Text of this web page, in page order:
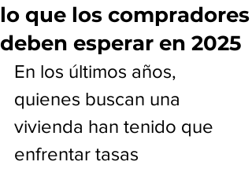
lo que los compradores
deben esperar en 2025
En los últimos años,
quienes buscan una
vivienda han tenido que
enfrentar tasas